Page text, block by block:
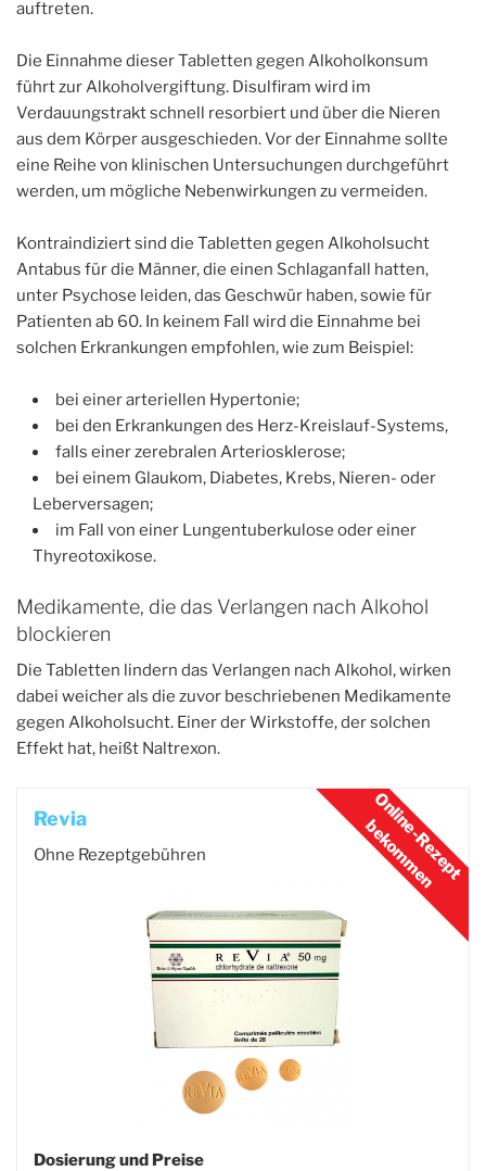
auftreten.
Die Einnahme dieser Tabletten gegen Alkoholkonsum
führt zur Alkoholvergiftung. Disulfiram wird im
Verdauungstrakt schnell resorbiert und über die Nieren
aus dem Körper ausgeschieden. Vor der Einnahme sollte
eine Reihe von klinischen Untersuchungen durchgeführt
werden, um mögliche Nebenwirkungen zu vermeiden.
Kontraindiziert sind die Tabletten gegen Alkoholsucht
Antabus für die Männer, die einen Schlaganfall hatten,
unter Psychose leiden, das Geschwür haben, sowie für
Patienten ab 60. In keinem Fall wird die Einnahme bei
solchen Erkrankungen empfohlen, wie zum Beispiel:
bei einer arteriellen Hypertonie;
bei den Erkrankungen des Herz-Kreislauf-Systems,
falls einer zerebralen Arteriosklerose;
bei einem Glaukom, Diabetes, Krebs, Nieren- oder
Leberversagen;
im Fall von einer Lungentuberkulose oder einer
Thyreotoxikose.
Medikamente, die das Verlangen nach Alkohol
blockieren
Die Tabletten lindern das Verlangen nach Alkohol, wirken
dabei weicher als die zuvor beschriebenen Medikamente
gegen Alkoholsucht. Einer der Wirkstoffe, der solchen
Effekt hat, heißt Naltrexon.
Revia
Ohne Rezeptgebühren
Dosierung und Preise